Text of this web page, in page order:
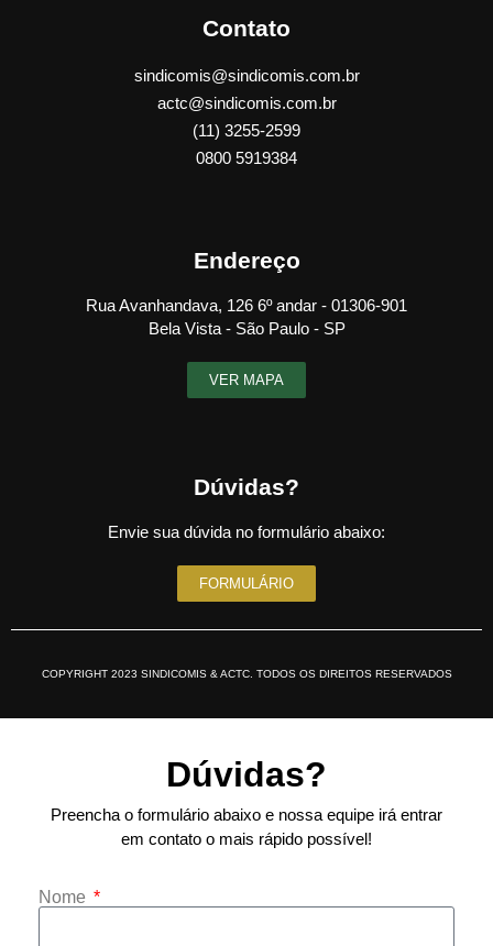
Contato
sindicomis@sindicomis.com.br
actc@sindicomis.com.br
(11) 3255-2599
0800 5919384
Endereço
Rua Avanhandava, 126 6º andar - 01306-901
Bela Vista - São Paulo - SP
VER MAPA
Dúvidas?
Envie sua dúvida no formulário abaixo:
FORMULÁRIO
COPYRIGHT 2023 SINDICOMIS & ACTC. TODOS OS DIREITOS RESERVADOS
Dúvidas?
Preencha o formulário abaixo e nossa equipe irá entrar
em contato o mais rápido possível!
Nome